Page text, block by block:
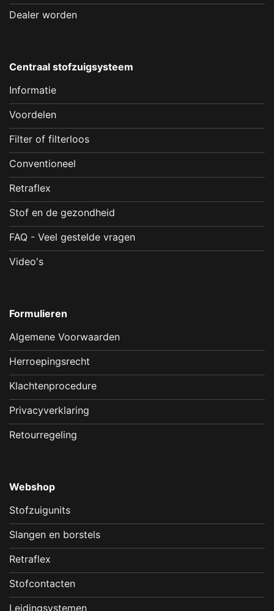
Dealer worden
Centraal stofzuigsysteem
Informatie
Voordelen
Filter of filterloos
Conventioneel
Retraflex
Stof en de gezondheid
FAQ - Veel gestelde vragen
Video's
Formulieren
Algemene Voorwaarden
Herroepingsrecht
Klachtenprocedure
Privacyverklaring
Retourregeling
Webshop
Stofzuigunits
Slangen en borstels
Retraflex
Stofcontacten
Leidingsystemen